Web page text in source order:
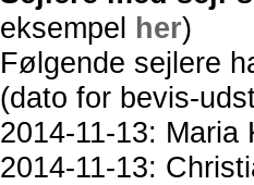
eksempel her)
Følgende sejlere
(dato for bevis-
2014-11-13: Maria
2014-11-13: